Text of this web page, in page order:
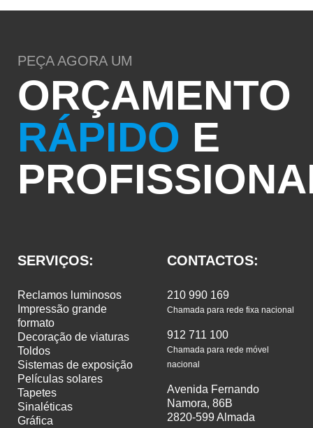
PEÇA AGORA UM
ORÇAMENTO
RÁPIDO E
SERVIÇOS:
reclamos luminosos
formato
decoração de viaturas
toldos
sistemas de exposição
películas solares
tapetes
sinaléticas
gráfica
CONTACTOS:
210 990 169
Chamada para rede fixa nacional
912 711 100
Chamada para rede móvel
nacional
Avenida Fernando
Namora, 86B
2820-599 Almada